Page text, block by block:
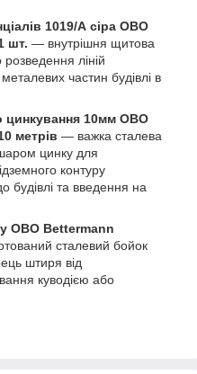
1019/А сіра OBO
шт. — внутрішня щитова
ліній
частин будівлі в
цинкування 10мм OBO
метрів — важка сталева
цинку для
контуру
будівлі та введення на
OBO Bettermann
сталевий бойок
штиря від
куводією або